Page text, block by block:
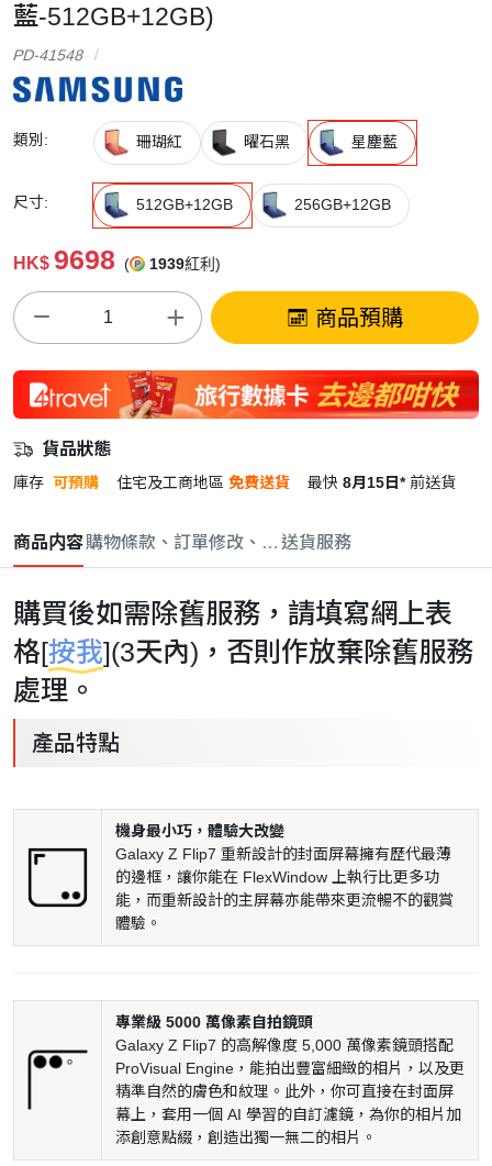
藍-512GB+12GB)
PD-41548
類別: 珊瑚紅 曜石黑 星塵藍
尺寸: 512GB+12GB 256GB+12GB
HK$ 9698 ( 1939紅利)
商品預購
貨品狀態
庫存 可預購 住宅及工商地區 免費送貨 最快 8月15日* 前送貨
商品内容購物條款、訂單修改、取消與退款政策
送貨服務
購買後如需除舊服務，請填寫網上表
格[按我](3天內)，否則作放棄除舊服務
處理。
產品特點
機身最小巧，體驗大改變
Galaxy Z Flip7 重新設計的封面屏幕擁有歷代最薄
的邊框，讓你能在 FlexWindow 上執行比更多功
能，而重新設計的主屏幕亦能帶來更流暢不的觀賞
體驗。
專業級 5000 萬像素自拍鏡頭
Galaxy Z Flip7 的高解像度 5,000 萬像素鏡頭搭配
ProVisual Engine，能拍出豐富細緻的相片，以及更
精準自然的膚色和紋理。此外，你可直接在封面屏
幕上，套用一個 AI 學習的自訂濾鏡，為你的相片加
添創意點綴，創造出獨一無二的相片。